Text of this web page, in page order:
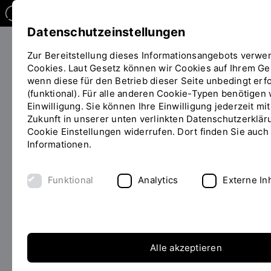
Sie
befinden
sich
auf
der
Seite
Studieren Studiengangübersicht
INHALT
MASTER OF ENGINEERING
Electrical and Microsystems
Elektrotechnik und Mikrosystemtechnik sind die
tragenden Säulen dieses Masterstudiengangs. Die
Datenschutzeinstellungen
Zur Bereitstellung dieses Informationsangebots
Cookies. Laut Gesetz können wir Cookies auf Ihrem
wenn diese für den Betrieb dieser Seite unbedingt
(funktional). Für alle anderen Cookie-Typen benötigen
Einwilligung. Sie können Ihre Einwilligung jederzeit
Zukunft in unserer unten verlinkten
Cookie Einstellungen widerrufen. Dort finden Sie
Informationen.
Funktional Analytics Externe
Alle akzeptieren